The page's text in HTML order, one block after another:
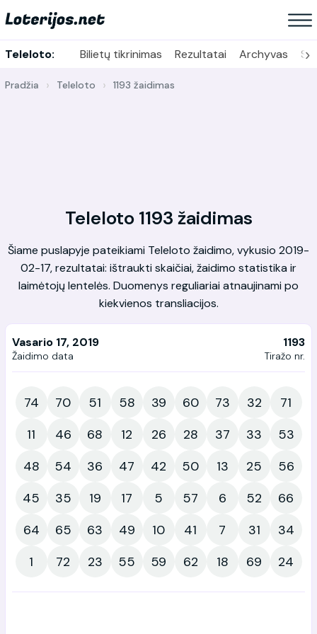
Teleloto: Bilietų tikrinimas Rezultatai Archyvas ›
Pradžia Teleloto 1193 žaidimas
Teleloto 1193 žaidimas
Šiame puslapyje pateikiami Teleloto žaidimo, vykusio 2019-
02-17, rezultatai: ištraukti skaičiai, žaidimo statistika ir
laimėtojų lentelės. Duomenys reguliariai atnaujinami po
kiekvienos transliacijos.
Vasario 17, 2019
Žaidimo data
1193
Tiražo nr.
74 70 51 58 39 60 73 32
71
11
46 68 12 26 28 37 33
53
48
54 36 47 42 50 13 25
56
45
35 19 17 5 57 6 52
66
64
65 63 49 10 41 7 31
34
1
72 23 55 59 62 18 69 24